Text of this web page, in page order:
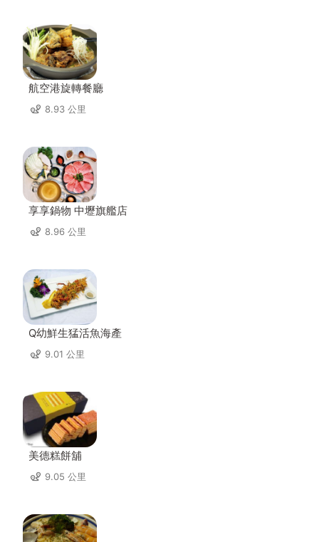
航空港旋轉餐廳
8.93 公里
享享鍋物 中壢旗艦店
8.96 公里
Q幼鮮生猛活魚海產
9.01 公里
美德糕餅舖
9.05 公里